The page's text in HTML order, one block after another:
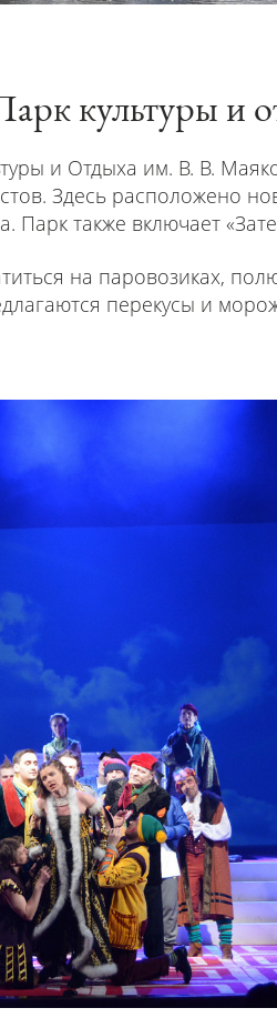
культуры и
и Отдыха им. В. В.
Здесь расположено
Парк также включает
на паровозиках,
перекусы и